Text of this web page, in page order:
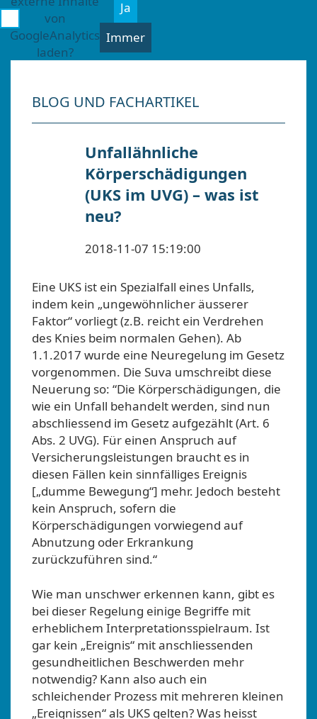
von
GoogleAnalytics
laden?
Ja
Immer
BLOG UND FACHARTIKEL
Unfallähnliche
Körperschädigungen
(UKS im UVG) – was ist
neu?
2018-11-07 15:19:00
Eine UKS ist ein Spezialfall eines Unfalls,
indem kein „ungewöhnlicher äusserer
Faktor“ vorliegt (z.B. reicht ein Verdrehen
des Knies beim normalen Gehen). Ab
1.1.2017 wurde eine Neuregelung im Gesetz
vorgenommen. Die Suva umschreibt diese
Neuerung so: “Die Körperschädigungen, die
wie ein Unfall behandelt werden, sind nun
abschliessend im Gesetz aufgezählt (Art. 6
Abs. 2 UVG). Für einen Anspruch auf
Versicherungsleistungen braucht es in
diesen Fällen kein sinnfälliges Ereignis
[„dumme Bewegung“] mehr. Jedoch besteht
kein Anspruch, sofern die
Körperschädigungen vorwiegend auf
Abnutzung oder Erkrankung
zurückzuführen sind.“
Wie man unschwer erkennen kann, gibt es
bei dieser Regelung einige Begriffe mit
erheblichem Interpretationsspielraum. Ist
gar kein „Ereignis“ mit anschliessenden
gesundheitlichen Beschwerden mehr
notwendig? Kann also auch ein
schleichender Prozess mit mehreren kleinen
„Ereignissen“ als UKS gelten? Was heisst